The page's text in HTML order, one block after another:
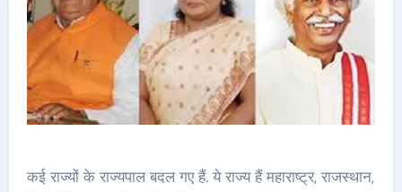
कई राज्यों के राज्यपाल बदल गए हैं. ये राज्य हैं महाराष्ट्र, राजस्थान,